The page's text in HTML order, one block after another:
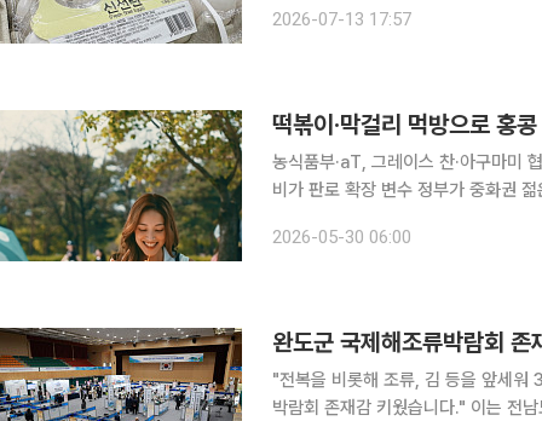
발생에 따른 수급 불안과 가격 상승에
2026-07-13 17:57
농식품부·aT, 그레이스 찬·아구마
비가 판로 확장 변수 정부가 중화권 젊은 소비자를 겨냥한 K푸드 수출 전략을 ‘먹는 장면’으로 넓히
등 한국 길거리 음식 문화를 현지 소
2026-05-30 06:00
완도군 국제해조류박람회
"전복을 비롯해 조류, 김 등을 앞세워
박람회 존재감 키웠습니다." 이는 전남도 완도군이 2일부터 7일까지 개최한 '2026 완도 국제해조